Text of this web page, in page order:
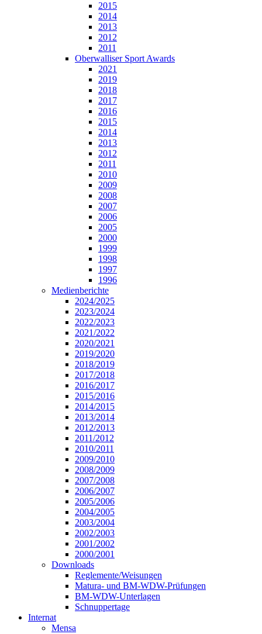
2015
2014
2013
2012
2011
Oberwalliser Sport Awards
2021
2019
2018
2017
2016
2015
2014
2013
2012
2011
2010
2009
2008
2007
2006
2005
2000
1999
1998
1997
1996
Medienberichte
2024/2025
2023/2024
2022/2023
2021/2022
2020/2021
2019/2020
2018/2019
2017/2018
2016/2017
2015/2016
2014/2015
2013/2014
2012/2013
2011/2012
2010/2011
2009/2010
2008/2009
2007/2008
2006/2007
2005/2006
2004/2005
2003/2004
2002/2003
2001/2002
2000/2001
Downloads
Reglemente/Weisungen
Matura- und BM-WDW-Prüfungen
BM-WDW-Unterlagen
Schnuppertage
Internat
Mensa